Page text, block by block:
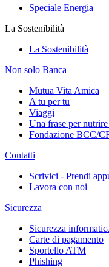
Speciale Energia
La Sostenibilità
La Sostenibilità
Non solo Banca
Mutua Vita Amica
A tu per tu
Viaggi
Una frase per
Fondazione BCC/
Contatti
Scrivici - Prendi
Lavora con noi
Sicurezza
Sicurezza
Carte di pagamento
Sportello ATM
Phishing